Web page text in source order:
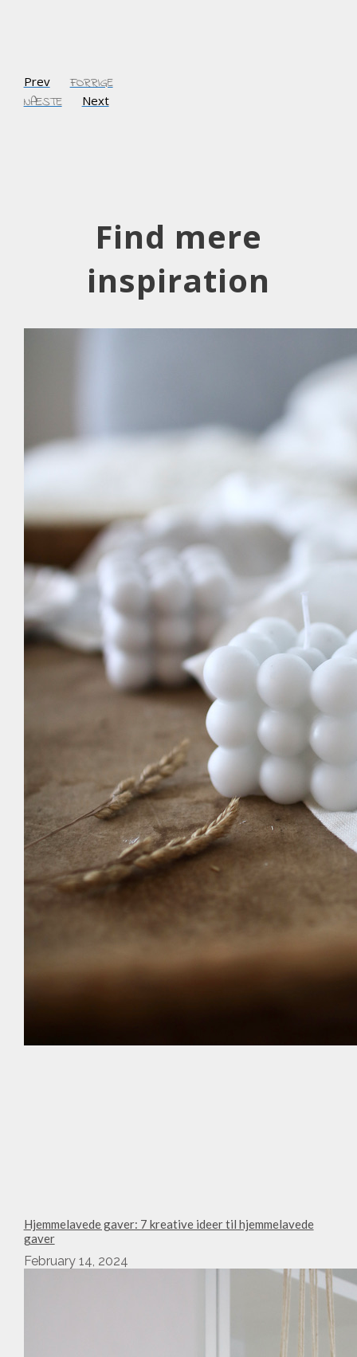
Prev
FORRIGE
NÆSTE
Next
Find mere
inspiration
Hjemmelavede gaver: 7 kreative ideer til hjemmelavede
gaver
February 14, 2024